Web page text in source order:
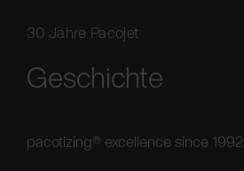
30 Jahre Pacojet
Geschichte
pacotizing® excellence since 1992